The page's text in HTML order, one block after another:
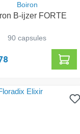
Boiron
B-ijzer FORTE
90 capsules